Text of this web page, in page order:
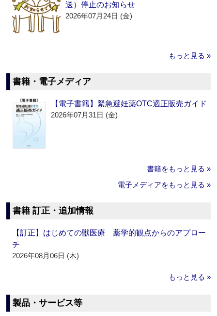
送）停止のお知らせ
2026年07月24日 (金)
もっと見る »
書籍・電子メディア
【電子書籍】緊急避妊薬OTC適正販売ガイド
2026年07月31日 (金)
書籍をもっと見る »
電子メディアをもっと見る »
書籍 訂正・追加情報
【訂正】はじめての獣医療 薬学的観点からのアプロー
チ
2026年08月06日 (木)
もっと見る »
製品・サービス等